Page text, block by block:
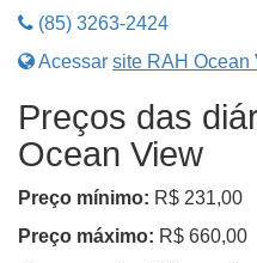
(85) 3263-2424
Acessar site RAH Ocean
Preços das
Ocean View
Preço mínimo: R$ 231,00
Preço máximo: R$ 660,00